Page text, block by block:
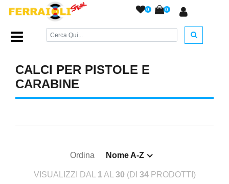
0 0
Home Page/RICAMBI/Calci per Carabine/
CALCI PER PISTOLE E
CARABINE
Ordina Nome A-Z
VISUALIZZI DAL 1 AL 30 (DI 34PRODOTTI)